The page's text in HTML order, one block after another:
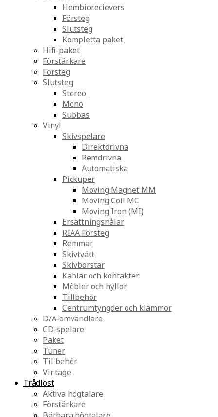
Hembiorecievers
Försteg
Slutsteg
Kompletta paket
Hifi-paket
Förstärkare
Försteg
Slutsteg
Stereo
Mono
Subbas
Vinyl
Skivspelare
Direktdrivna
Remdrivna
Automatiska
Pickuper
Moving Magnet MM
Moving Coil MC
Moving Iron (MI)
Ersättningsnålar
RIAA Försteg
Remmar
Skivtvätt
Skivborstar
Kablar och kontakter
Möbler och hyllor
Tillbehör
Centrumtyngder och klämmor
D/A-omvandlare
CD-spelare
Paket
Tuner
Tillbehör
Vintage
Trådlöst
Aktiva högtalare
Förstärkare